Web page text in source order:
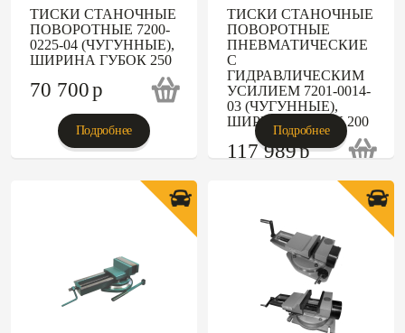
ТИСКИ СТАНОЧНЫЕ
ПОВОРОТНЫЕ 7200-
0225-04 (ЧУГУННЫЕ),
ШИРИНА ГУБОК 250
70 700p
Подробнее
ТИСКИ СТАНОЧНЫЕ
ПОВОРОТНЫЕ
ПНЕВМАТИЧЕСКИЕ
С
ГИДРАВЛИЧЕСКИМ
УСИЛИЕМ 7201-0014-
03 (ЧУГУННЫЕ),
ШИРИНА ГУБОК 200
117 989p
Подробнее